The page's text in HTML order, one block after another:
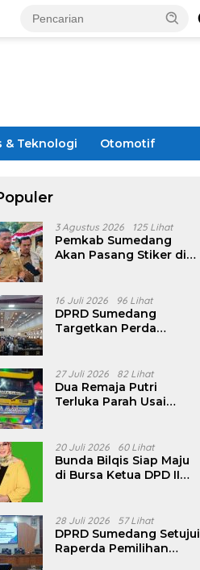
& Teknologi Otomotif
3 Agustus 2026 125 Lihat
Pemkab Sumedang
Akan Pasang Stiker di
16 Juli 2026 96 Lihat
DPRD Sumedang
Targetkan Perda
Pencalonan Diperjelas
27 Juli 2026 82 Lihat
Dua Remaja Putri
Terluka Parah Usai
Tanjungsari Sumedang
20 Juli 2026 60 Lihat
Bunda Bilqis Siap Maju
di Bursa Ketua DPD II
28 Juli 2026 57 Lihat
DPRD Sumedang Setujui
Raperda Pemilihan